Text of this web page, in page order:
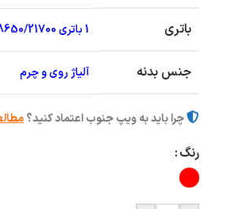
باتری 1 باتری 18650/21700 خارجی
جنس بدنه آلیاژ روی و چرم
چرا باید به ویپ جنوب اعتماد کنید؟
رنگ